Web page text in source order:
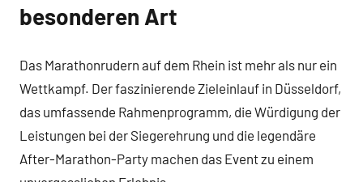
besonderen Art
Das Marathonrudern auf dem Rhein ist mehr als nur ein
Wettkampf. Der faszinierende Zieleinlauf in Düsseldorf,
das umfassende Rahmenprogramm, die Würdigung der
Leistungen bei der Siegerehrung und die legendäre
After-Marathon-Party machen das Event zu einem